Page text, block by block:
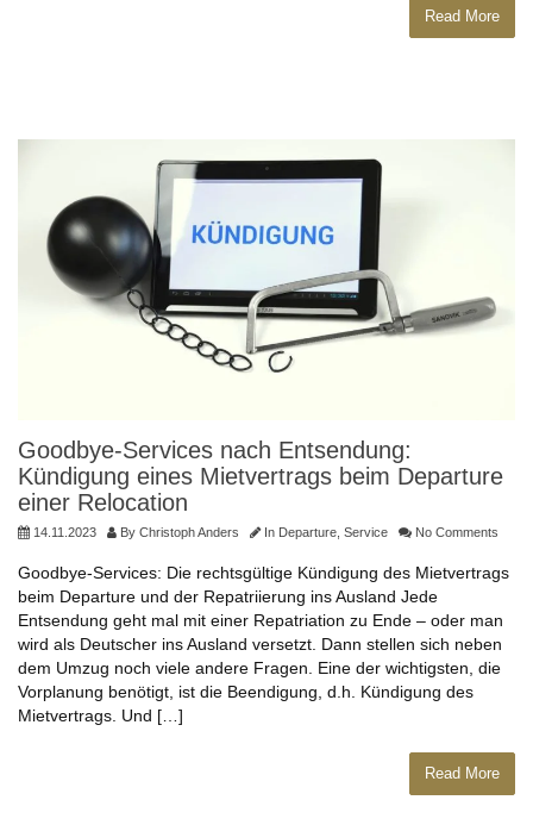
Read More
Goodbye-Services nach Entsendung:
Kündigung eines Mietvertrags beim Departure
einer Relocation
14.11.2023 By Christoph Anders In Departure Service No Comments
Goodbye-Services: Die rechtsgültige Kündigung des Mietvertrags
beim Departure und der Repatriierung ins Ausland Jede
Entsendung geht mal mit einer Repatriation zu Ende – oder man
wird als Deutscher ins Ausland versetzt. Dann stellen sich neben
dem Umzug noch viele andere Fragen. Eine der wichtigsten, die
Vorplanung benötigt, ist die Beendigung, d.h. Kündigung des
Mietvertrags. Und […]
Read More